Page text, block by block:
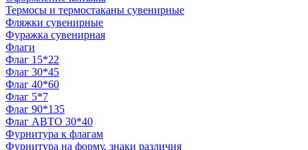
Термосы и термостаканы сувенирные
Фляжки сувенирные
Фуражка сувенирная
Флаги
Флаг 15*22
Флаг 30*45
Флаг 40*60
Флаг 5*7
Флаг 90*135
Флаг АВТО 30*40
Фурнитура к флагам
Фурнитура на форму, знаки различия